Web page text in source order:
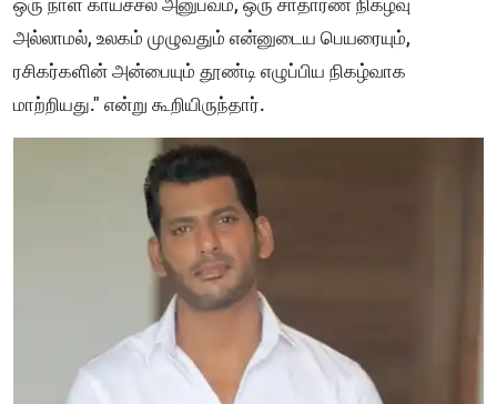
ஒரு நாள் காய்ச்சல் அனுபவம், ஒரு சாதாரண நிகழ்வு
அல்லாமல், உலகம் முழுவதும் என்னுடைய பெயரையும்,
ரசிகர்களின் அன்பையும் தூண்டி எழுப்பிய நிகழ்வாக
மாற்றியது." என்று கூறியிருந்தார்.